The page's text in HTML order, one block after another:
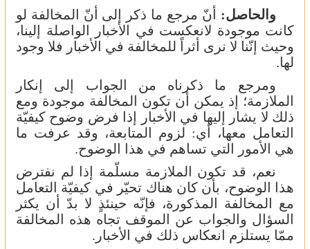
والحاصل: أنّ مرجع ما ذكر إلى أنّ المخالفة لو
كانت موجودة لانعكست في الأخبار الواصلة إلينا،
وحيث إنّنا لا نرى أثراً للمخالفة في الأخبار فلا وجود
لها.
ومرجع ما ذكرناه من الجواب إلى إنكار
الملازمة؛ إذ يمكن أن تكون المخالفة موجودة ومع
ذلك لا يشار إليها في الأخبار إذا فرض وضوح كيفيّة
التعامل معها، أي: لزوم المتابعة، وقد عرفت ما
هي الأمور التي تساهم في هذا الوضوح.
نعم، قد تكون الملازمة مسلّمة إذا لم نفترض
هذا الوضوح، بأن كان هناك تحيّر في كيفيّة التعامل
مع المخالفة المذكورة، فإنّه حينئذٍ لا بدّ أن يكثر
السؤال والجواب عن الموقف تجاه هذه المخالفة
ممّا يستلزم انعكاس ذلك في الأخبار.